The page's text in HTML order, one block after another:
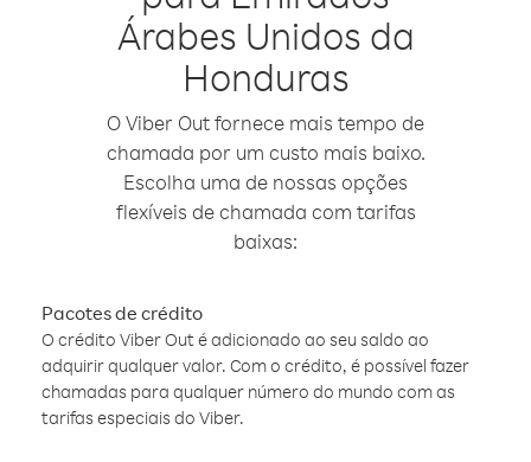
Árabes Unidos da
Honduras
O Viber Out fornece mais tempo de
chamada por um custo mais baixo.
Escolha uma de nossas opções
flexíveis de chamada com tarifas
baixas:
Pacotes de crédito
O crédito Viber Out é adicionado ao seu saldo ao
adquirir qualquer valor. Com o crédito, é possível fazer
chamadas para qualquer número do mundo com as
tarifas especiais do Viber.